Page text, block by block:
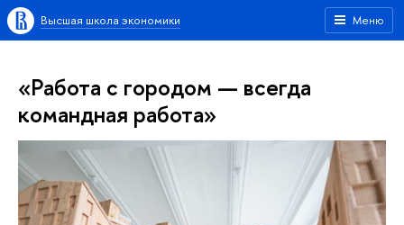
Меню
Высшая школа экономики
«Работа с городом — всегда
командная работа»